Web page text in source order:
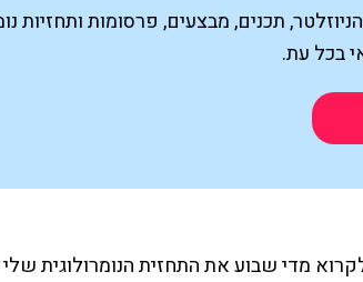
תכנים, מבצעים, פרסומות ותחזיות
בכל עת.
מדי שבוע את התחזית הנומרולוגית